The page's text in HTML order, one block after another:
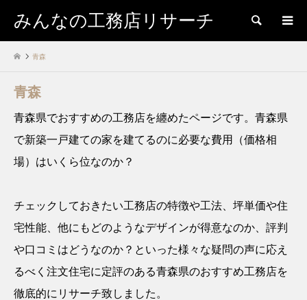
みんなの工務店リサーチ 検索
青森
青森
青森県でおすすめの工務店を纏めたページです。青森県
で新築一戸建ての家を建てるのに必要な費用（価格相
場）はいくら位なのか？
チェックしておきたい工務店の特徴や工法、坪単価や住
宅性能、他にもどのようなデザインが得意なのか、評判
や口コミはどうなのか？といった様々な疑問の声に応え
るべく注文住宅に定評のある青森県のおすすめ工務店を
徹底的にリサーチ致しました。